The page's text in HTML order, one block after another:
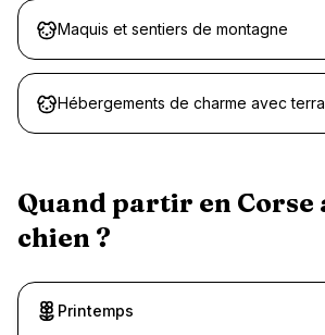
Maquis et sentiers de montagne
Hébergements de charme avec
Quand partir en Corse
chien ?
Printemps